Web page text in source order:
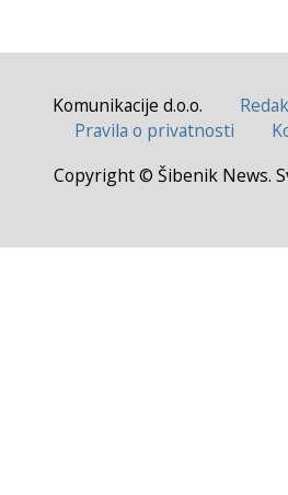
Komunikacije d.o.o.
Pravila o privatnosti
Copyright © Šibenik News.